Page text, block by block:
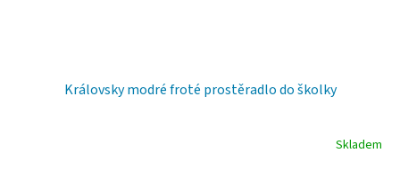
Královsky modré froté prostěradlo do školky
Skladem